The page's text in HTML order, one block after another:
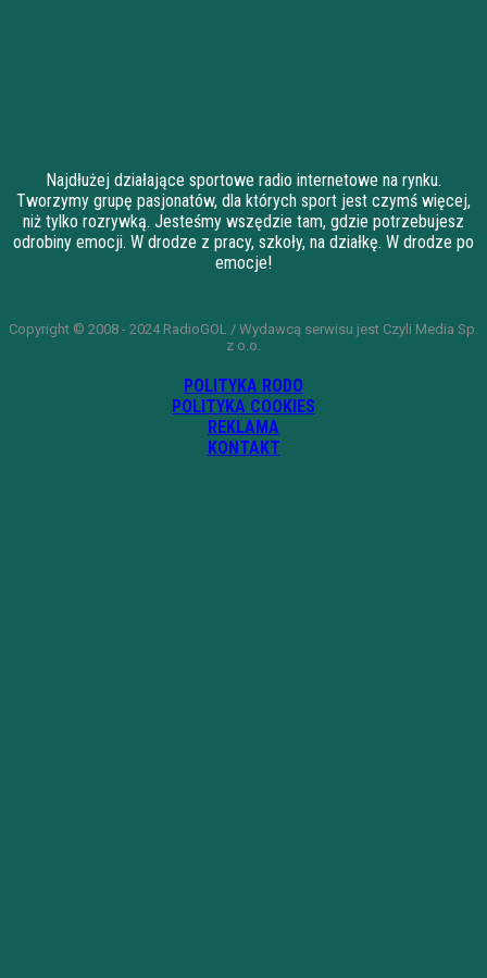
Najdłużej działające sportowe radio internetowe na rynku.
Tworzymy grupę pasjonatów, dla których sport jest czymś więcej,
niż tylko rozrywką. Jesteśmy wszędzie tam, gdzie potrzebujesz
odrobiny emocji. W drodze z pracy, szkoły, na działkę. W drodze po
emocje!
Copyright © 2008 - 2024 RadioGOL / Wydawcą serwisu jest Czyli Media Sp.
z o.o.
POLITYKA RODO
POLITYKA COOKIES
REKLAMA
KONTAKT